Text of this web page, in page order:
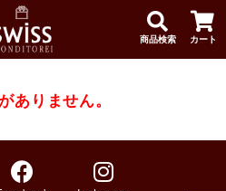
商品検索 カート
ありません。